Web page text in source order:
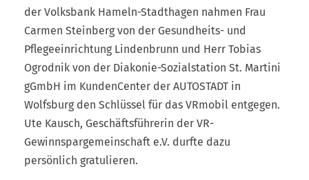
der Volksbank Hameln-Stadthagen nahmen Frau
Carmen Steinberg von der Gesundheits- und
Pflegeeinrichtung Lindenbrunn und Herr Tobias
Ogrodnik von der Diakonie-Sozialstation St. Martini
gGmbH im KundenCenter der AUTOSTADT in
Wolfsburg den Schlüssel für das VRmobil entgegen.
Ute Kausch, Geschäftsführerin der VR-
Gewinnspargemeinschaft e.V. durfte dazu
persönlich gratulieren.